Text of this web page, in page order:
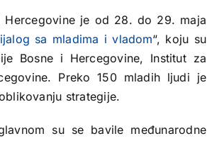
Hercegovine je od 28. do 29. maja
sa mladima i vladom“, koju su
Bosne i Hercegovine, Institut za
Preko 150 mladih ljudi je
strategije.
su se bavile međunarodne